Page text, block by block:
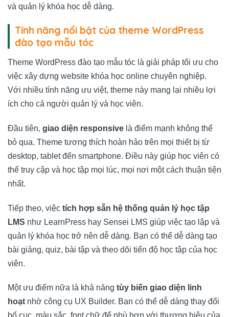
và quản lý khóa học dễ dàng.
Tính năng nổi bật của theme WordPress
đào tạo mẫu tóc
Theme WordPress đào tạo mẫu tóc là giải pháp tối ưu cho
việc xây dựng website khóa học online chuyên nghiệp.
Với nhiều tính năng ưu việt, theme này mang lại nhiều lợi
ích cho cả người quản lý và học viên.
Đầu tiên, giao diện responsive là điểm mạnh không thể
bỏ qua. Theme tương thích hoàn hảo trên mọi thiết bị từ
desktop, tablet đến smartphone. Điều này giúp học viên có
thể truy cập và học tập mọi lúc, mọi nơi một cách thuận tiện
nhất.
Tiếp theo, việc tích hợp sẵn hệ thống quản lý học tập
LMS như LearnPress hay Sensei LMS giúp việc tạo lập và
quản lý khóa học trở nên dễ dàng. Bạn có thể dễ dàng tạo
bài giảng, quiz, bài tập và theo dõi tiến độ học tập của học
viên.
Một ưu điểm nữa là khả năng tùy biến giao diện linh
hoạt nhờ công cụ UX Builder. Bạn có thể dễ dàng thay đổi